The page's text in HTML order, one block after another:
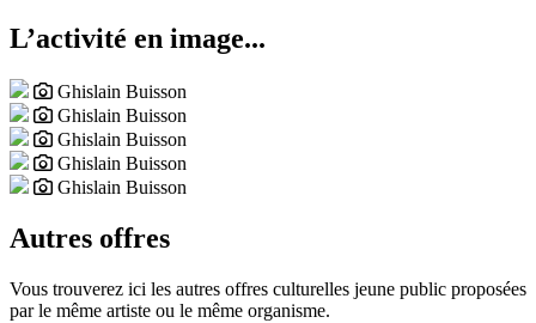
L’activité en image...
Ghislain Buisson
Ghislain Buisson
Ghislain Buisson
Ghislain Buisson
Ghislain Buisson
Autres offres
Vous trouverez ici les autres offres culturelles jeune public proposées
par le même artiste ou le même organisme.